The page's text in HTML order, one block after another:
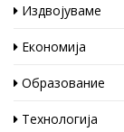
Издвојуваме
Економија
Образование
Технологија